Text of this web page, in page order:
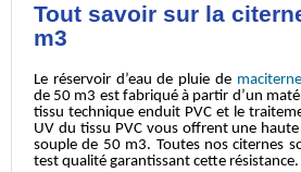
Tout savoir sur la
m3
Le réservoir d’eau de pluie de
de 50 m3 est fabriqué à partir d’un
tissu technique enduit PVC et le
UV du tissu PVC vous offrent une
souple de 50 m3. Toutes nos citernes
test qualité garantissant cette résistance.